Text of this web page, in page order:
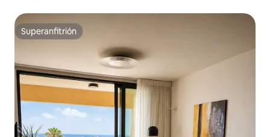
Superanfitrión
Superanfitrión